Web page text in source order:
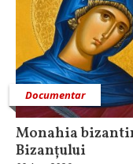
Documentar
Monahia
Bizanțului